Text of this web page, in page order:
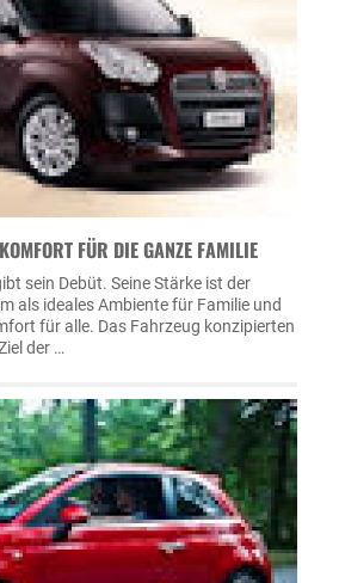
FÜR DIE GANZE FAMILIE
sein Debüt. Seine Stärke ist der
als ideales Ambiente für Familie und
für alle. Das Fahrzeug konzipierten
der …